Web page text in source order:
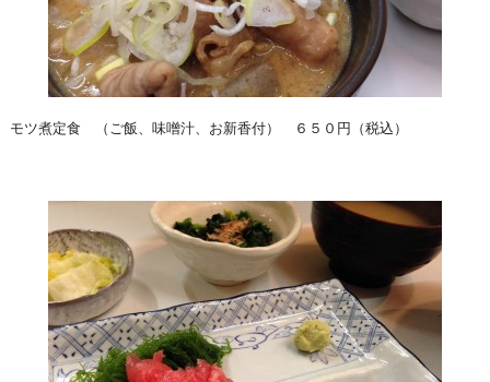
モツ煮定食 （ご飯、味噌汁、お新香付） ６５０円（税込）